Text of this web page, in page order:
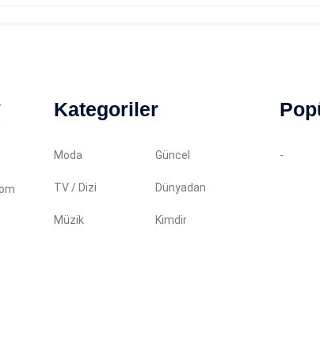
Kategoriler
Moda Güncel
TV / Dizi Dünyadan
Müzik Kimdir
-